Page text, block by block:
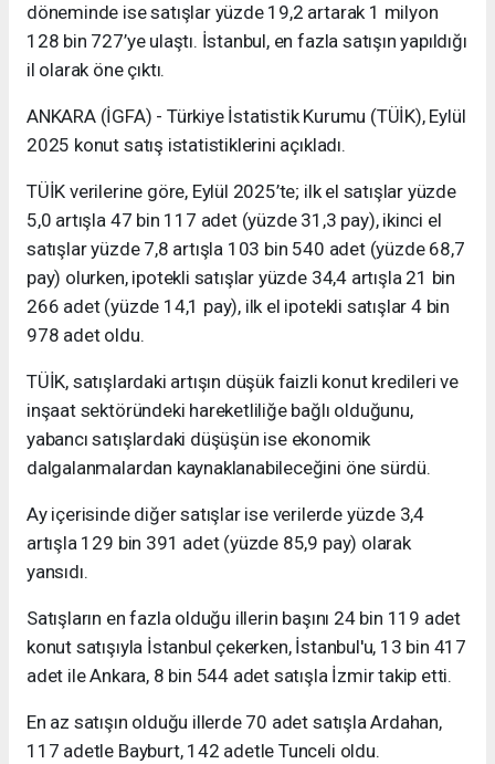
döneminde ise satışlar yüzde 19,2 artarak 1 milyon
128 bin 727’ye ulaştı. İstanbul, en fazla satışın yapıldığı
il olarak öne çıktı.
ANKARA (İGFA) - Türkiye İstatistik Kurumu (TÜİK), Eylül
2025 konut satış istatistiklerini açıkladı.
TÜİK verilerine göre, Eylül 2025’te; ilk el satışlar yüzde
5,0 artışla 47 bin 117 adet (yüzde 31,3 pay), ikinci el
satışlar yüzde 7,8 artışla 103 bin 540 adet (yüzde 68,7
pay) olurken, ipotekli satışlar yüzde 34,4 artışla 21 bin
266 adet (yüzde 14,1 pay), ilk el ipotekli satışlar 4 bin
978 adet oldu.
TÜİK, satışlardaki artışın düşük faizli konut kredileri ve
inşaat sektöründeki hareketliliğe bağlı olduğunu,
yabancı satışlardaki düşüşün ise ekonomik
dalgalanmalardan kaynaklanabileceğini öne sürdü.
Ay içerisinde diğer satışlar ise verilerde yüzde 3,4
artışla 129 bin 391 adet (yüzde 85,9 pay) olarak
yansıdı.
Satışların en fazla olduğu illerin başını 24 bin 119 adet
konut satışıyla İstanbul çekerken, İstanbul'u, 13 bin 417
adet ile Ankara, 8 bin 544 adet satışla İzmir takip etti.
En az satışın olduğu illerde 70 adet satışla Ardahan,
117 adetle Bayburt, 142 adetle Tunceli oldu.